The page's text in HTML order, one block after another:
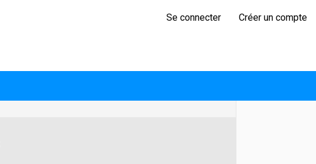
Se connecter Créer un compte